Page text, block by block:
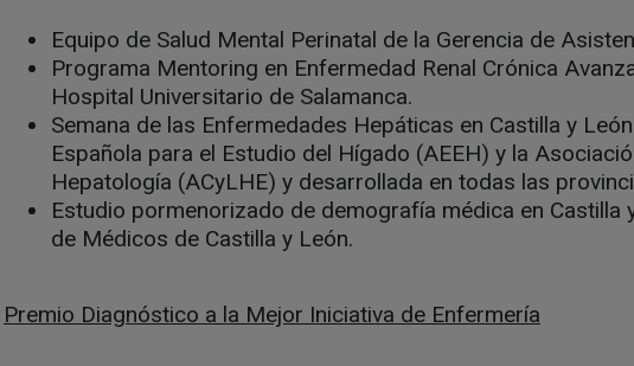
Equipo de Salud Mental Perinatal de la Gerencia de
Programa Mentoring en Enfermedad Renal Crónica
Hospital Universitario de Salamanca.
Semana de las Enfermedades Hepáticas en Castilla y
Española para el Estudio del Hígado (AEEH) y la
Hepatología (ACyLHE) y desarrollada en todas las
Estudio pormenorizado de demografía médica en Castilla
de Médicos de Castilla y León.
Premio Diagnóstico a la Mejor Iniciativa de Enfermería